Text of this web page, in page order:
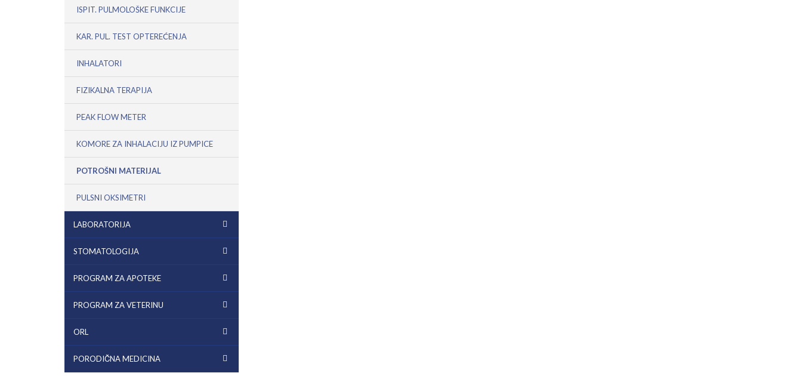
ISPIT. PULMOLOŠKE FUNKCIJE
KAR. PUL. TEST OPTEREĆENJA
INHALATORI
FIZIKALNA TERAPIJA
PEAK FLOW METER
KOMORE ZA INHALACIJU IZ PUMPICE
POTROŠNI MATERIJAL
PULSNI OKSIMETRI
LABORATORIJA
STOMATOLOGIJA
PROGRAM ZA APOTEKE
PROGRAM ZA VETERINU
ORL
PORODIČNA MEDICINA